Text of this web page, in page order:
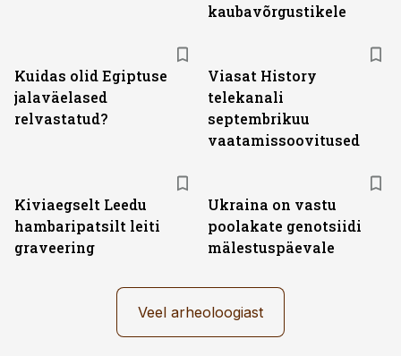
kaubavõrgustikele
Kuidas olid Egiptuse
jalaväelased
relvastatud?
Viasat History
telekanali
septembrikuu
vaatamissoovitused
Kiviaegselt Leedu
hambaripatsilt leiti
graveering
Ukraina on vastu
poolakate genotsiidi
mälestuspäevale
Veel arheoloogiast